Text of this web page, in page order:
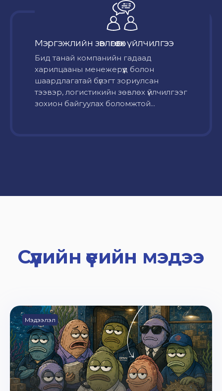
Мэргэжлийн зөвлөгөө өгөх үйлчилгээ
Бид танай компанийн гадаад
харилцааны менежерүүд болон
шаардлагатай бүлэгт зориулсан
тээвэр, логистикийн зөвлөх үйлчилгээг
зохион байгуулах боломжтой...
Сүүлийн үеийн мэдээ
Мэдээлэл